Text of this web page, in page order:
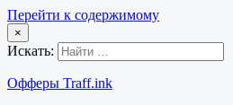
Перейти к содержимому
×
Искать:
Офферы Traff.ink